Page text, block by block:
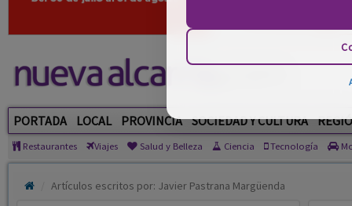
PORTADA LOCAL PROVINCIA SOCIEDAD Y CULTURA
Restaurantes Viajes Salud y Belleza Ciencia Tecnología
Artículos escritos por: Javier Pastrana Margüenda